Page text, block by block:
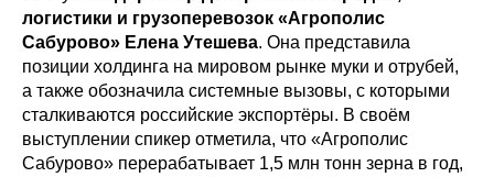
логистики и грузоперевозок «Агрополис
Сабурово» Елена Утешева. Она представила
позиции холдинга на мировом рынке муки и отрубей,
а также обозначила системные вызовы, с которыми
сталкиваются российские экспортёры. В своём
выступлении спикер отметила, что «Агрополис
Сабурово» перерабатывает 1,5 млн тонн зерна в год,